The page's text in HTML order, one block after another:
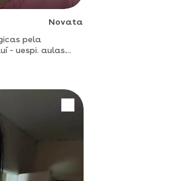
Novata
pela
- uespi. aulas
com o